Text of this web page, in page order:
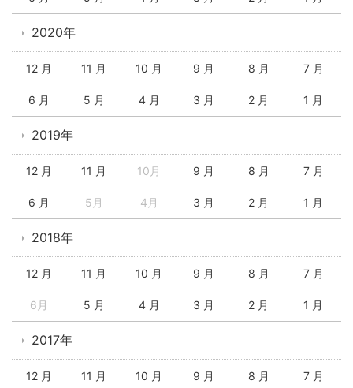
2020年
12 月 11 月 10 月 9 月 8 月 7 月
6 月 5 月 4 月 3 月 2 月 1 月
2019年
12 月 11 月 10月 9 月 8 月 7 月
6 月 5月 4月 3 月 2 月 1 月
2018年
12 月 11 月 10 月 9 月 8 月 7 月
6月 5 月 4 月 3 月 2 月 1 月
2017年
12 月 11 月 10 月 9 月 8 月 7 月